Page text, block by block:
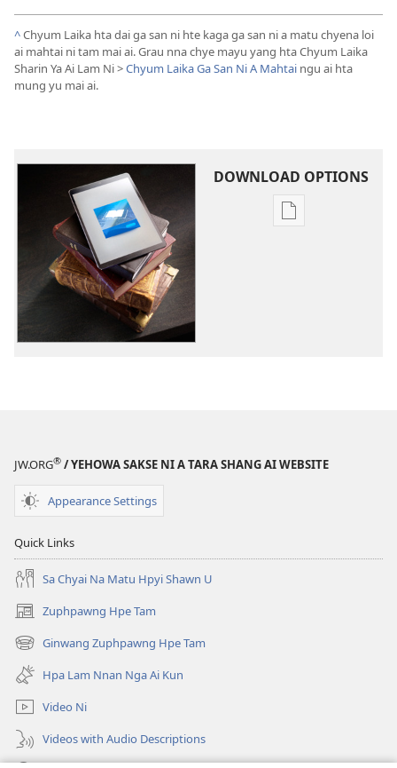
^Chyum Laika hta dai ga san ni hte kaga ga san ni a matu chyena loi
ai mahtai ni tam mai ai. Grau nna chye mayu yang hta Chyum Laika
Sharin Ya Ai Lam Ni >Chyum Laika Ga San Ni A Mahtai ngu ai hta
mung yu mai ai.
DOWNLOAD OPTIONS
Digital
JW.ORG® / YEHOWA SAKSE NI A TARA SHANG AI WEBSITE
Appearance Settings
Quick Links
Sa Chyai Na Matu Hpyi Shawn U
Zuphpawng Hpe Tam
(opens
new
window)
Ginwang Zuphpawng Hpe Tam
(opens
new
window)
Hpa Lam Nnan Nga Ai Kun
Video Ni
Videos with Audio Descriptions